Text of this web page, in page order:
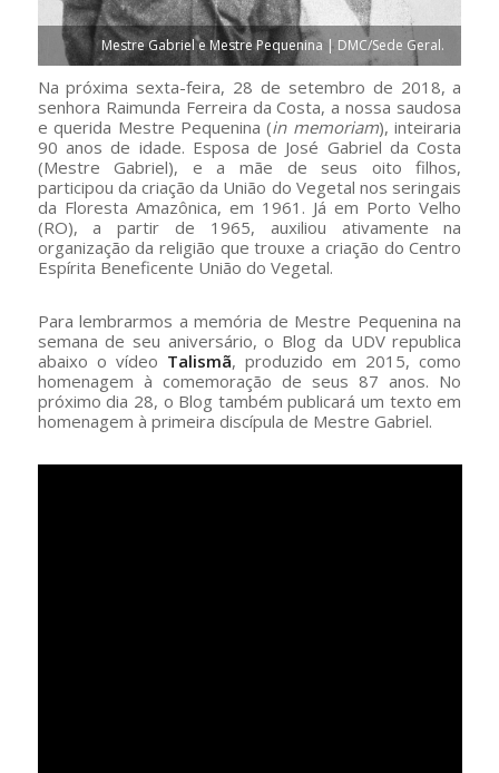
Mestre Gabriel e Mestre Pequenina | DMC/Sede Geral.
Na próxima sexta-feira, 28 de setembro de 2018, a
senhora Raimunda Ferreira da Costa, a nossa saudosa
e querida Mestre Pequenina (in memoriam), inteiraria
90 anos de idade. Esposa de José Gabriel da Costa
(Mestre Gabriel), e a mãe de seus oito filhos,
participou da criação da União do Vegetal nos seringais
da Floresta Amazônica, em 1961. Já em Porto Velho
(RO), a partir de 1965, auxiliou ativamente na
organização da religião que trouxe a criação do Centro
Espírita Beneficente União do Vegetal.
Para lembrarmos a memória de Mestre Pequenina na
semana de seu aniversário, o Blog da UDV republica
abaixo o vídeo Talismã, produzido em 2015, como
homenagem à comemoração de seus 87 anos. No
próximo dia 28, o Blog também publicará um texto em
homenagem à primeira discípula de Mestre Gabriel.